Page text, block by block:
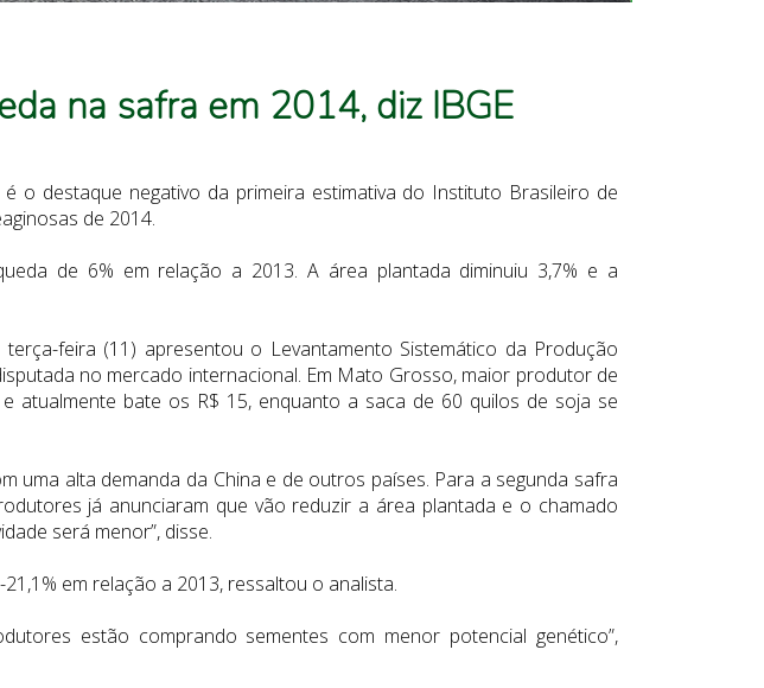
na safra em 2014, diz IBGE
o destaque negativo da primeira estimativa do Instituto Brasileiro de
de 2014.
de 6% em relação a 2013. A área plantada diminuiu 3,7% e a
feira (11) apresentou o Levantamento Sistemático da Produção
no mercado internacional. Em Mato Grosso, maior produtor de
atualmente bate os R$ 15, enquanto a saca de 60 quilos de soja se
uma alta demanda da China e de outros países. Para a segunda safra
já anunciaram que vão reduzir a área plantada e o chamado
será menor”, disse.
em relação a 2013, ressaltou o analista.
estão comprando sementes com menor potencial genético”,